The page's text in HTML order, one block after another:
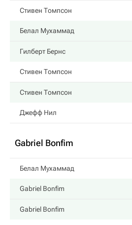
Стивен Томпсон
Белал Мухаммад
Гилберт Бернс
Стивен Томпсон
Стивен Томпсон
Джефф Нил
Gabriel Bonfim
Белал Мухаммад
Gabriel Bonfim
Gabriel Bonfim